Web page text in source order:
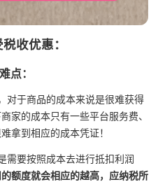
收优惠：
点：
对于商品的成本来说是很难获得
家的成本只有一些平台服务费、
拿到相应的成本凭证！
需要按照成本去进行抵扣利润
额度就会相应的越高，应纳税所